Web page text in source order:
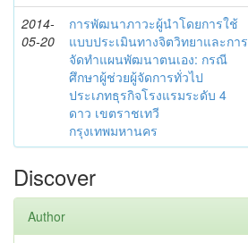
2014-
05-20
การพัฒนาภาวะผู้นำโดยการใช้
แบบประเมินทางจิตวิทยาและการ
จัดทำแผนพัฒนาตนเอง: กรณี
ศึกษาผู้ช่วยผู้จัดการทั่วไป
ประเภทธุรกิจโรงแรมระดับ 4
ดาว เขตราชเทวี
กรุงเทพมหานคร
Discover
Author